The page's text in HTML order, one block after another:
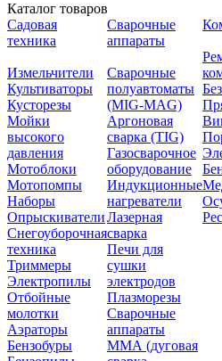
Каталог товаров
Садовая
техника
Измельчители
Культиваторы
Кусторезы
Мойки
высокого
давления
Мотоблоки
Мотопомпы
Наборы
Опрыскиватели
Снегоуборочная
техника
Триммеры
Электропилы
Отбойные
молотки
Аэраторы
Бензобуры
Сварочные
аппараты
Сварочные
полуавтоматы
(MIG-MAG)
Аргоновая
сварка (TIG)
Газосварочное
оборудование
Индукционные
нагреватели
Лазерная
сварка
Печи для
сушки
электродов
Плазморезы
Сварочные
аппараты
ММА (дуговая